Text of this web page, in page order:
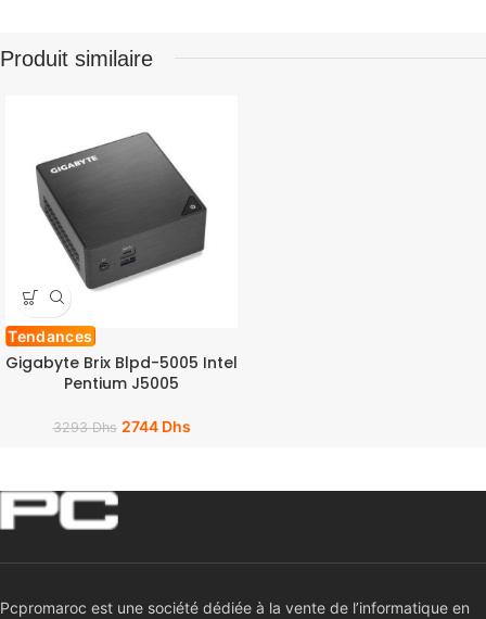
Produit similaire
Tendances
Gigabyte Brix Blpd-5005 Intel
Pentium J5005
3293Dhs 2744 Dhs
Pcpromaroc est une société dédiée à la vente de l’informatique en